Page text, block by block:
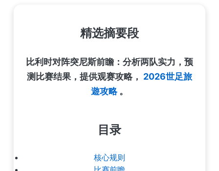
精选摘要段
比利时对阵突尼斯前瞻：分析两队实力，预
测比赛结果，提供观赛攻略， 2026世足旅
遊攻略 。
目录
核心规则